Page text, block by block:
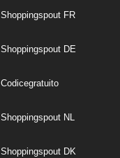
Shoppingspout FR
Shoppingspout DE
Codicegratuito
Shoppingspout NL
Shoppingspout DK